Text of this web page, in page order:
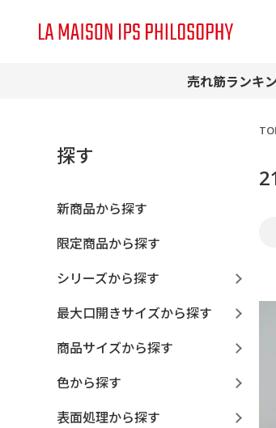
売れ筋ランキ
探す
新商品から探す
限定商品から探す
シリーズから探す
最大口開きサイズから探す
商品サイズから探す
色から探す
表面処理から探す